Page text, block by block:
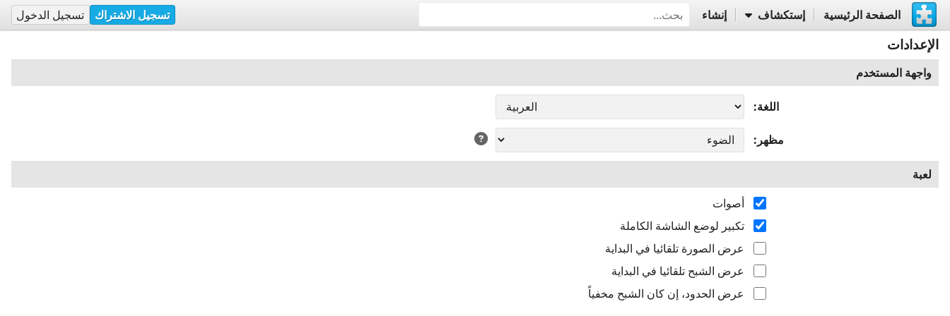
الصفحة الرئيسية إستكشاف إنشاء تسجيل الاشتراك تسجيل الدخول
الإعدادات
واجهة المستخدم
اللغة
مظهر
لعبة
أصوات
تكبير لوضع الشاشة الكاملة
عرض الصورة تلقائيا في البداية
عرض الشبح تلقائيا في البداية
عرض الحدود، إن كان الشبح مخفياً